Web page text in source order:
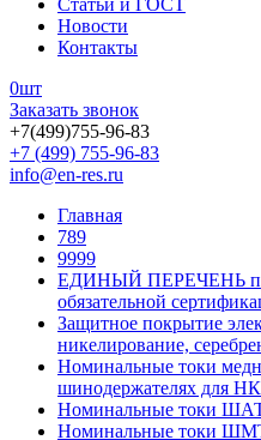
Статьи и ГОСТ
Новости
Контакты
0шт
Заказать звонок
+7(499)755-96-83
+7 (499) 755-96-83
info@en-res.ru
Главная
789
9999
ЕДИНЫЙ ПЕРЕЧЕНЬ
обязательной
Защитное покрытие
никелирование,
Номинальные токи
шинодержателях для
Номинальные токи
Номинальные токи